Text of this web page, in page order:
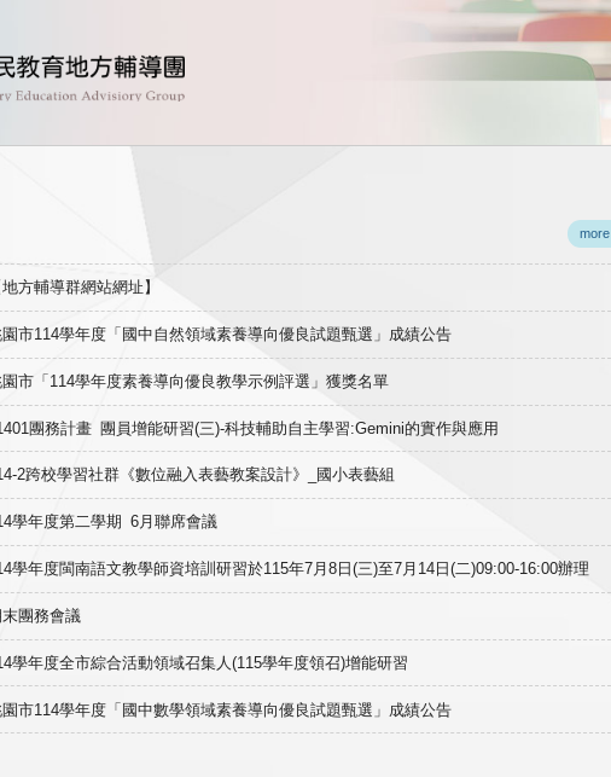
more
地方輔導群網站網址】
園市114學年度「國中自然領域素養導向優良試題甄選」成績公告
園市「114學年度素養導向優良教學示例評選」獲獎名單
團務計畫 團員增能研習(三)-科技輔助自主學習:Gemini的實作與應用
2跨校學習社群《數位融入表藝教案設計》_國小表藝組
學年度第二學期 6月聯席會議
學年度閩南語文教學師資培訓研習於115年7月8日(三)至7月14日(二)09:00-16:00辦理
團務會議
學年度全市綜合活動領域召集人(115學年度領召)增能研習
園市114學年度「國中數學領域素養導向優良試題甄選」成績公告